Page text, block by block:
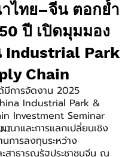
ไทย–จีน ตอกย้ำ
ปี เปิดมุมมอง
Industrial Park
Chain
มีการจัดงาน 2025
Industrial Park &
Investment Seminar
มนาและการแลกเปลี่ยนเชิง
การลงทุนระหว่าง
ะสาธารณรัฐประชาชนจีน ณ